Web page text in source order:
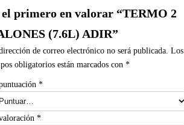
el primero en valorar “TERMO 2
(7.6L) ADIR”
de correo electrónico no será publicada. Los
obligatorios están marcados con *
*
*